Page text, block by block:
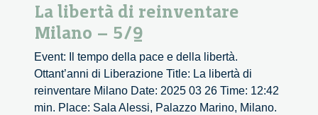
La libertà di reinventare
Milano – 5/9
Event: Il tempo della pace e della libertà.
Ottant’anni di Liberazione Title: La libertà di
reinventare Milano Date: 2025 03 26 Time: 12:42
min. Place: Sala Alessi, Palazzo Marino, Milano.